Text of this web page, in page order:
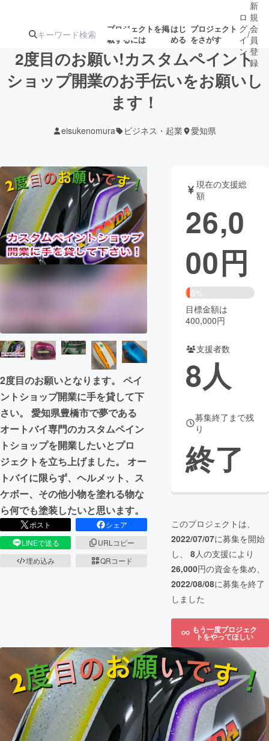
プロジェクトを掲
載するには
はじ
める
プロジェクト
をさがす
注目の新着プロ 募集終了が近いプ
テクノロジー・ガジェット
映像・映画 書籍・雑誌
ビジネス・起業 チャレンジ
CAMPFIRE for Social Good CAMPFIRE Creation
CAMPFIREふるさと納税machi-ya コミュニティ
ロ
グ
イ
ン
/
新
規
会
員
登
録
2度目のお願い!カスタムペイント
ショップ開業のお手伝いをお願いし
ます！
eisukenomura ビジネス・起業 愛知県
2度目のお願いとなります。 ペイ
ントショップ開業に手を貸して下
さい。 愛知県豊橋市で夢である
オートバイ専門のカスタムペイン
トショップを開業したいとプロ
ジェクトを立ち上げました。 オー
トバイに限らず、ヘルメット、ス
ケボー、その他小物を塗れる物な
ら何でも塗装したいと思います。
ポスト
シェア
LINEで送る
URLコピー
埋め込み
QRコード
現在の支援総
額
26,0
00円
6%
目標金額は
400,000円
支援者数
8人
募集終了まで残
り
終了
このプロジェクトは、
2022/07/07に募集を開始
し、 8人の支援により
26,000円の資金を集め、
2022/08/08に募集を終了
しました
もう一度プロジェク
トをやってほしい